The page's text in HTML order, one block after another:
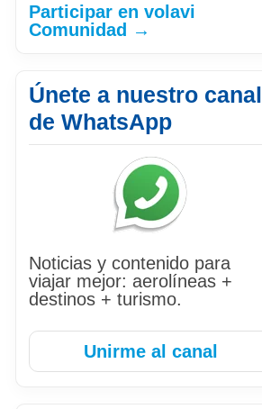
Participar en volavi
Comunidad →
Únete a nuestro canal
de WhatsApp
Noticias y contenido para
viajar mejor: aerolíneas +
destinos + turismo.
Unirme al canal